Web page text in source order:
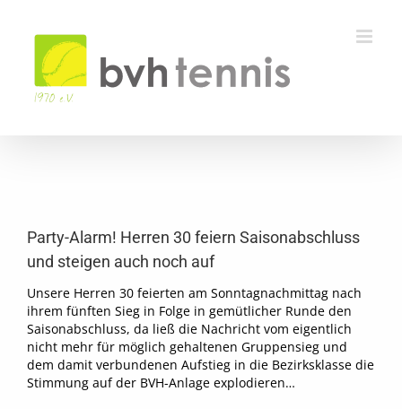
springen
Bild
Party-Alarm! Herren 30 feiern Saisonabschluss
und steigen auch noch auf
Unsere Herren 30 feierten am Sonntagnachmittag nach
ihrem fünften Sieg in Folge in gemütlicher Runde den
Saisonabschluss, da ließ die Nachricht vom eigentlich
nicht mehr für möglich gehaltenen Gruppensieg und
dem damit verbundenen Aufstieg in die Bezirksklasse die
Stimmung auf der BVH-Anlage explodieren…